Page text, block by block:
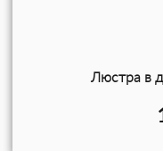
Люстра в